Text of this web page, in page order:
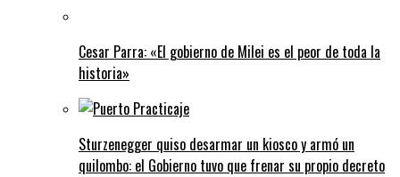
Cesar Parra: «El gobierno de Milei es el peor de toda la
historia»
Sturzenegger quiso desarmar un kiosco y armó un
quilombo: el Gobierno tuvo que frenar su propio decreto